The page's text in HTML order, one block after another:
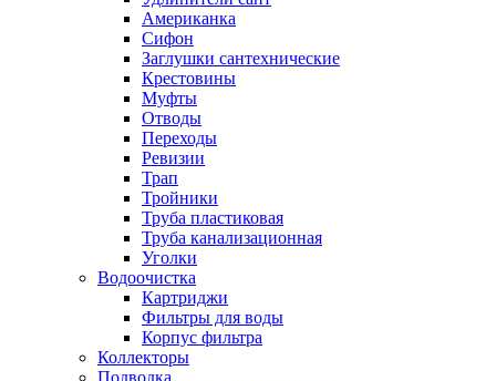
Американка
Сифон
Заглушки сантехнические
Крестовины
Муфты
Отводы
Переходы
Ревизии
Трап
Тройники
Труба пластиковая
Труба канализационная
Уголки
Водоочистка
Картриджи
Фильтры для воды
Корпус фильтра
Коллекторы